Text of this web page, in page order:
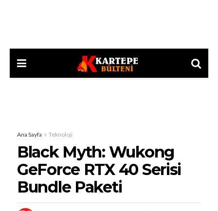
Ana Sayfa Teknoloji
Black Myth: Wukong
GeForce RTX 40 Serisi
Bundle Paketi